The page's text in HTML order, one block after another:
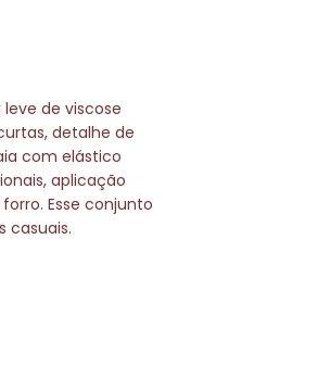
de viscose
detalhe de
com elástico
aplicação
Esse conjunto
casuais.